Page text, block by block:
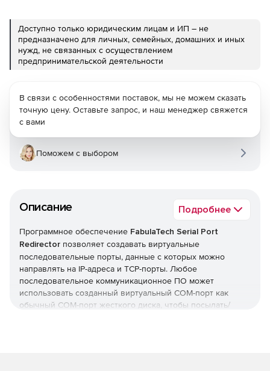
Доступно только юридическим лицам и ИП – не
предназначено для личных, семейных, домашних и иных
нужд, не связанных с осуществлением
предпринимательской деятельности
Описание Подробнее
Программное обеспечение FabulaTech Serial Port
Redirector позволяет создавать виртуальные
последовательные порты, данные с которых можно
направлять на IP-адреса и TCP-порты. Любое
последовательное коммуникационное ПО может
использовать созданный виртуальный COM-порт как
обычный COM-порт жесткого диска, чтобы посылать/
В связи с особенностями поставок, мы не можем сказать
точную цену. Оставьте запрос, и наш менеджер свяжется
с вами
Поможем с выбором